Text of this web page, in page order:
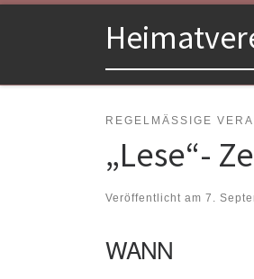
Zum Inhalt springen
REGELMÄSSIGE
„Lese“-
Veröffentlicht am 7.
WANN